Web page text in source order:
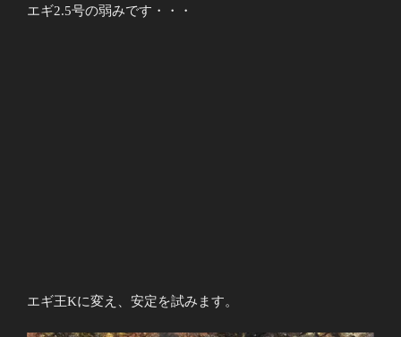
エギ2.5号の弱みです・・・
エギ王Kに変え、安定を試みます。